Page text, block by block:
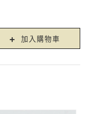
加入購物車